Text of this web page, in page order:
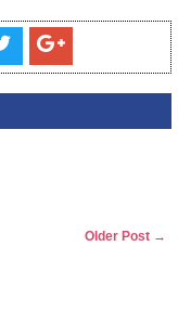
Older Post →